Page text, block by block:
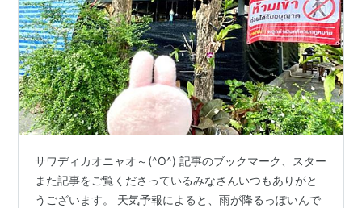
サワディカオニャオ～(^O^) 記事のブックマーク、スター
また記事をご覧くださっているみなさんいつもありがと
うございます。 天気予報によると、雨が降るっぽいんで